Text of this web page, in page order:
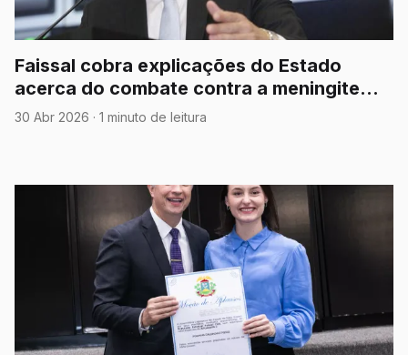
Faissal cobra explicações do Estado
acerca do combate contra a meningite
tipo B
30 Abr 2026 · 1 minuto de leitura